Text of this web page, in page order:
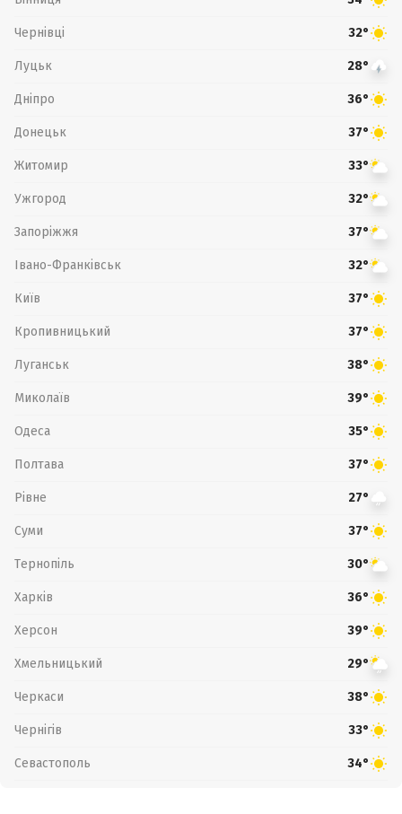
Чернівці 32°
Луцьк 28°
Дніпро 36°
Донецьк 37°
Житомир 33°
Ужгород 32°
Запоріжжя 37°
Івано-Франківськ 32°
Київ 37°
Кропивницький 37°
Луганськ 38°
Миколаїв 39°
Одеса 35°
Полтава 37°
Рівне 27°
Суми 37°
Тернопіль 30°
Харків 36°
Херсон 39°
Хмельницький 29°
Черкаси 38°
Чернігів 33°
Севастополь 34°